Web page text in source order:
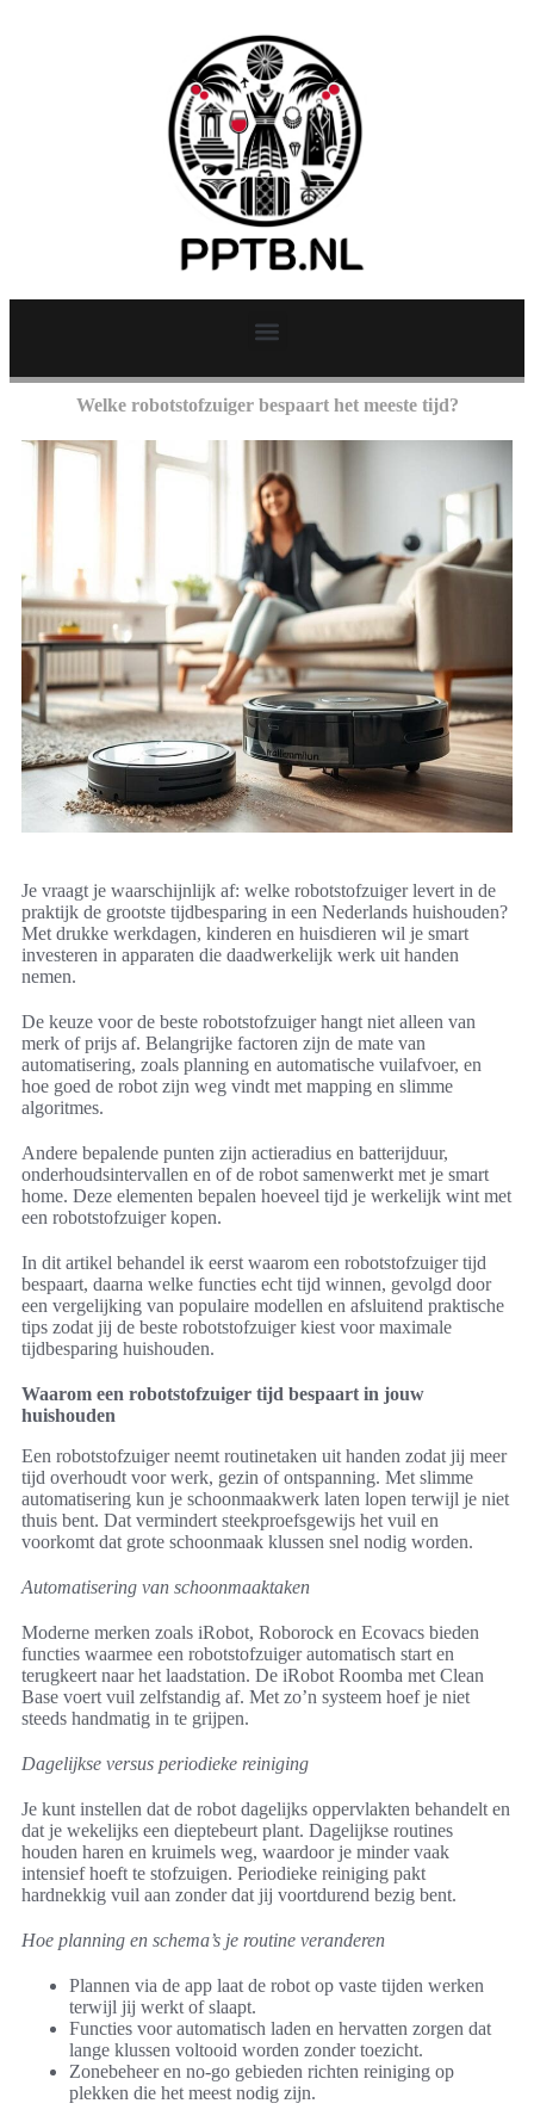
Welke robotstofzuiger bespaart het meeste tijd?
Je vraagt je waarschijnlijk af: welke robotstofzuiger levert in de
praktijk de grootste tijdbesparing in een Nederlands huishouden?
Met drukke werkdagen, kinderen en huisdieren wil je smart
investeren in apparaten die daadwerkelijk werk uit handen
nemen.
De keuze voor de beste robotstofzuiger hangt niet alleen van
merk of prijs af. Belangrijke factoren zijn de mate van
automatisering, zoals planning en automatische vuilafvoer, en
hoe goed de robot zijn weg vindt met mapping en slimme
algoritmes.
Andere bepalende punten zijn actieradius en batterijduur,
onderhoudsintervallen en of de robot samenwerkt met je smart
home. Deze elementen bepalen hoeveel tijd je werkelijk wint met
een robotstofzuiger kopen.
In dit artikel behandel ik eerst waarom een robotstofzuiger tijd
bespaart, daarna welke functies echt tijd winnen, gevolgd door
een vergelijking van populaire modellen en afsluitend praktische
tips zodat jij de beste robotstofzuiger kiest voor maximale
tijdbesparing huishouden.
Waarom een robotstofzuiger tijd bespaart in jouw
huishouden
Een robotstofzuiger neemt routinetaken uit handen zodat jij meer
tijd overhoudt voor werk, gezin of ontspanning. Met slimme
automatisering kun je schoonmaakwerk laten lopen terwijl je niet
thuis bent. Dat vermindert steekproefsgewijs het vuil en
voorkomt dat grote schoonmaak klussen snel nodig worden.
Automatisering van schoonmaaktaken
Moderne merken zoals iRobot, Roborock en Ecovacs bieden
functies waarmee een robotstofzuiger automatisch start en
terugkeert naar het laadstation. De iRobot Roomba met Clean
Base voert vuil zelfstandig af. Met zo’n systeem hoef je niet
steeds handmatig in te grijpen.
Dagelijkse versus periodieke reiniging
Je kunt instellen dat de robot dagelijks oppervlakten behandelt en
dat je wekelijks een dieptebeurt plant. Dagelijkse routines
houden haren en kruimels weg, waardoor je minder vaak
intensief hoeft te stofzuigen. Periodieke reiniging pakt
hardnekkig vuil aan zonder dat jij voortdurend bezig bent.
Hoe planning en schema’s je routine veranderen
Plannen via de app laat de robot op vaste tijden werken
terwijl jij werkt of slaapt.
Functies voor automatisch laden en hervatten zorgen dat
lange klussen voltooid worden zonder toezicht.
Zonebeheer en no-go gebieden richten reiniging op
plekken die het meest nodig zijn.